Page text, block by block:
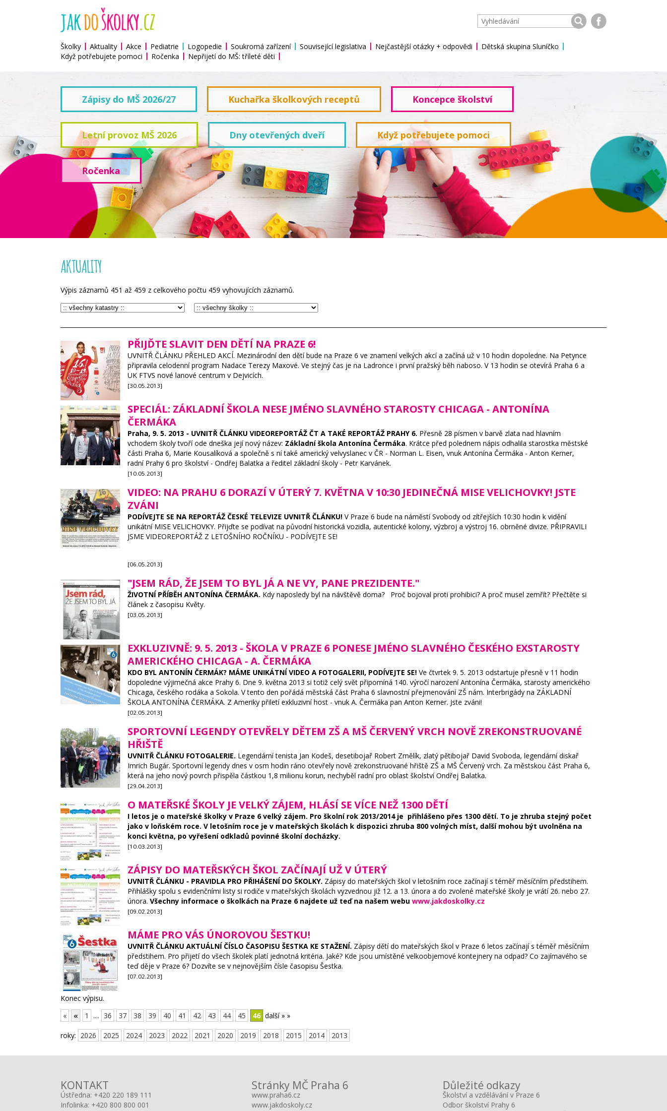
Školky Aktuality Akce Pediatrie Logopedie Soukromá zařízení Související legislativa Nejčastější otázky + odpovědi
Dětská skupina Sluníčko
Když potřebujete pomoci
Ročenka Nepřijetí do MŠ: tříleté děti
Zápisy do MŠ 2026/27 Kuchařka školkových receptů Koncepce školství
Letní provoz MŠ 2026 Dny otevřených dveří Když potřebujete pomoci
Ročenka
AKTUALITY
Výpis záznamů 451 až 459 z celkového počtu 459 vyhovujících záznamů.
PŘIJĎTE SLAVIT DEN DĚTÍ NA PRAZE 6!
UVNITŘ ČLÁNKU PŘEHLED AKCÍ. Mezinárodní den dětí bude na Praze 6 ve znamení velkých akcí a začíná už v 10 hodin dopoledne. Na Petynce
připravila celodenní program Nadace Terezy Maxové. Ve stejný čas je na Ladronce i první pražský běh naboso. V 13 hodin se otevírá Praha 6 a
UK FTVS nové lanové centrum v Dejvicích.
[30.05.2013]
SPECIÁL: ZÁKLADNÍ ŠKOLA NESE JMÉNO SLAVNÉHO STAROSTY CHICAGA - ANTONÍNA
ČERMÁKA
Praha, 9. 5. 2013 - UVNITŘ ČLÁNKU VIDEOREPORTÁŽ ČT A TAKÉ REPORTÁŽ PRAHY 6. Přesně 28 písmen v barvě zlata nad hlavním
vchodem školy tvoří ode dneška její nový název: Základní škola Antonína Čermáka. Krátce před polednem nápis odhalila starostka městské
části Praha 6, Marie Kousalíková a společně s ní také americký velvyslanec v ČR - Norman L. Eisen, vnuk Antonína Čermáka - Anton Kerner,
radní Prahy 6 pro školství - Ondřej Balatka a ředitel základní školy - Petr Karvánek.
[10.05.2013]
VIDEO: NA PRAHU 6 DORAZÍ V ÚTERÝ 7. KVĚTNA V 10:30 JEDINEČNÁ MISE VELICHOVKY! JSTE
ZVÁNI
PODÍVEJTE SE NA REPORTÁŽ ČESKÉ TELEVIZE UVNITŘ ČLÁNKU! V Praze 6 bude na náměstí Svobody od zítřejších 10:30 hodin k vidění
unikátní MISE VELICHOVKY. Přijďte se podívat na původní historická vozidla, autentické kolony, výzbroj a výstroj 16. obrněné divize. PŘIPRAVILI
JSME VIDEOREPORTÁŽ Z LETOŠNÍHO ROČNÍKU - PODÍVEJTE SE!
[06.05.2013]
"JSEM RÁD, ŽE JSEM TO BYL JÁ A NE VY, PANE PREZIDENTE."
ŽIVOTNÍ PŘÍBĚH ANTONÍNA ČERMÁKA. Kdy naposledy byl na návštěvě doma? Proč bojoval proti prohibici? A proč musel zemřít? Přečtěte si
článek z časopisu Květy.
[03.05.2013]
EXKLUZIVNĚ: 9. 5. 2013 - ŠKOLA V PRAZE 6 PONESE JMÉNO SLAVNÉHO ČESKÉHO EXSTAROSTY
AMERICKÉHO CHICAGA - A. ČERMÁKA
KDO BYL ANTONÍN ČERMÁK? MÁME UNIKÁTNÍ VIDEO A FOTOGALERII, PODÍVEJTE SE! Ve čtvrtek 9. 5. 2013 odstartuje přesně v 11 hodin
dopoledne výjimečná akce Prahy 6. Dne 9. května 2013 si totiž celý svět připomíná 140. výročí narození Antonína Čermáka, starosty amerického
Chicaga, českého rodáka a Sokola. V tento den pořádá městská část Praha 6 slavnostní přejmenování ZŠ nám. Interbrigády na ZÁKLADNÍ
ŠKOLA ANTONÍNA ČERMÁKA. Z Ameriky přiletí exkluzivní host - vnuk A. Čermáka pan Anton Kerner. Jste zváni!
[02.05.2013]
SPORTOVNÍ LEGENDY OTEVŘELY DĚTEM ZŠ A MŠ ČERVENÝ VRCH NOVĚ ZREKONSTRUOVANÉ
HŘIŠTĚ
UVNITŘ ČLÁNKU FOTOGALERIE. Legendární tenista Jan Kodeš, desetibojař Robert Změlík, zlatý pětibojař David Svoboda, legendární diskař
Imrich Bugár. Sportovní legendy dnes v osm hodin ráno otevřely nově zrekonstruované hřiště ZŠ a MŠ Červený vrch. Za městskou část Praha 6,
která na jeho nový povrch přispěla částkou 1,8 milionu korun, nechyběl radní pro oblast školství Ondřej Balatka.
[29.04.2013]
O MATEŘSKÉ ŠKOLY JE VELKÝ ZÁJEM, HLÁSÍ SE VÍCE NEŽ 1300 DĚTÍ
I letos je o mateřské školky v Praze 6 velký zájem. Pro školní rok 2013/2014 je přihlášeno přes 1300 dětí. To je zhruba stejný počet
jako v loňském roce. V letošním roce je v mateřských školách k dispozici zhruba 800 volných míst, další mohou být uvolněna na
konci května, po vyřešení odkladů povinné školní docházky.
[10.03.2013]
ZÁPISY DO MATEŘSKÝCH ŠKOL ZAČÍNAJÍ UŽ V ÚTERÝ
UVNITŘ ČLÁNKU - PRAVIDLA PRO PŘIHÁŠENÍ DO ŠKOLKY. Zápisy do mateřských škol v letošním roce začínají s téměř měsíčním předstihem.
Přihlášky spolu s evidenčními listy si rodiče v mateřských školách vyzvednou již 12. a 13. února a do zvolené mateřské školy je vrátí 26. nebo 27.
února. Všechny informace o školkách na Praze 6 najdete už teď na našem webu www.jakdoskolky.cz
[09.02.2013]
MÁME PRO VÁS ÚNOROVOU ŠESTKU!
UVNITŘ ČLÁNKU AKTUÁLNÍ ČÍSLO ČASOPISU ŠESTKA KE STAŽENÍ. Zápisy dětí do mateřských škol v Praze 6 letos začínají s téměř měsíčním
předstihem. Pro přijetí do všech školek platí jednotná kritéria. Jaké? Kde jsou umístěné velkoobjemové kontejnery na odpad? Co zajímavého se
teď děje v Praze 6? Dozvíte se v nejnovějším čísle časopisu Šestka.
[07.02.2013]
Konec výpisu.
«
« 1 .... 36 37 38 39 40 41 42 43 44 45 46 další » »
roky: 2026 2025 2024 2023 2022 2021 2020 2019 2018 2015 2014 2013
KONTAKT
Ústředna: +420 220 189 111
Infolinka: +420 800 800 001
Stránky MČ Praha 6
www.praha6.cz
www.jakdoskoly.cz
Důležité odkazy
Školství a vzdělávání v Praze 6
Odbor školství Prahy 6